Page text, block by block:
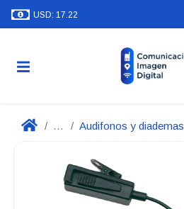
USD: 17.22
... Audifonos y diademas